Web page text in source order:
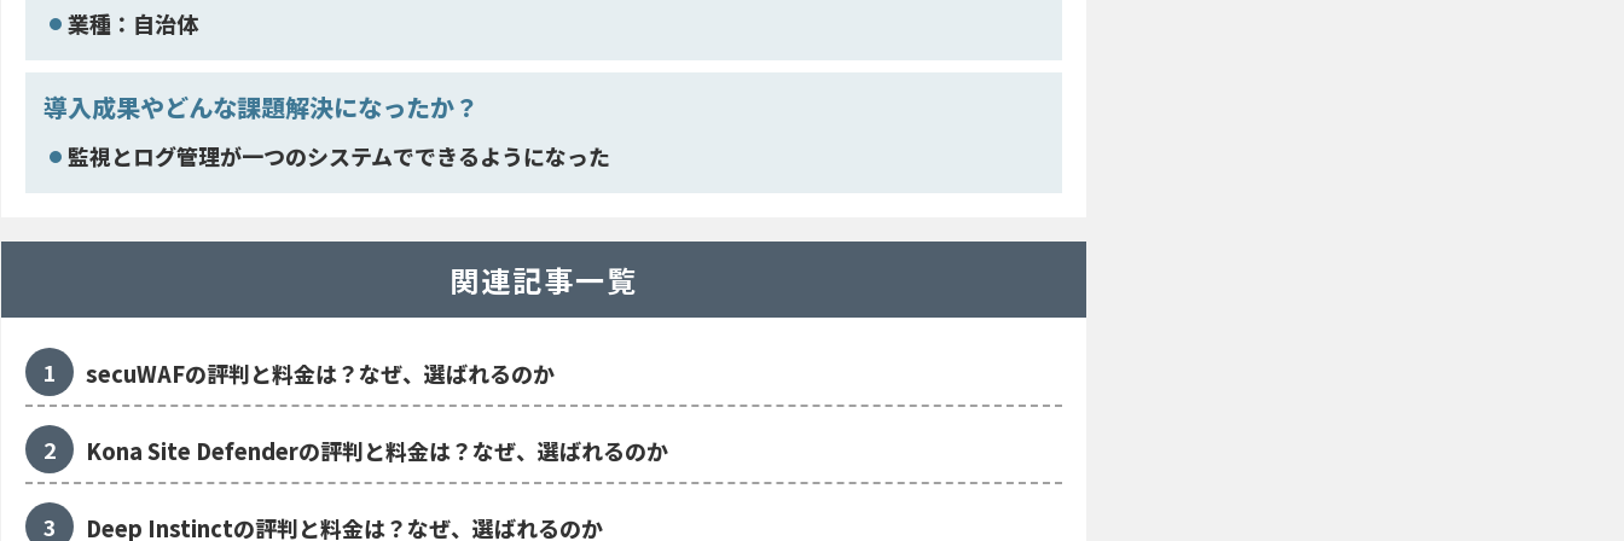
業種：自治体
導入成果やどんな課題解決になったか？
監視とログ管理が一つのシステムでできるようになった
関連記事一覧
secuWAFの評判と料金は？なぜ、選ばれるのか
Kona Site Defenderの評判と料金は？なぜ、選ばれるのか
Deep Instinctの評判と料金は？なぜ、選ばれるのか